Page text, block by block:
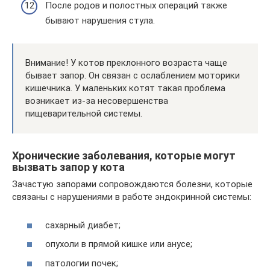
После родов и полостных операций также
бывают нарушения стула.
Внимание! У котов преклонного возраста чаще
бывает запор. Он связан с ослаблением моторики
кишечника. У маленьких котят такая проблема
возникает из-за несовершенства
пищеварительной системы.
Хронические заболевания, которые могут
вызвать запор у кота
Зачастую запорами сопровождаются болезни, которые
связаны с нарушениями в работе эндокринной системы:
сахарный диабет;
опухоли в прямой кишке или анусе;
патологии почек;